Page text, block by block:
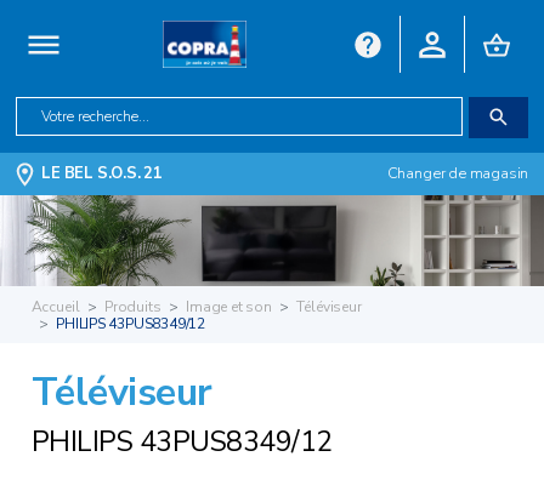
LE BEL S.O.S. 21 Changer de magasin
Accueil Produits Image et son
Téléviseur
PHILIPS 43PUS8349/12
Téléviseur
PHILIPS 43PUS8349/12